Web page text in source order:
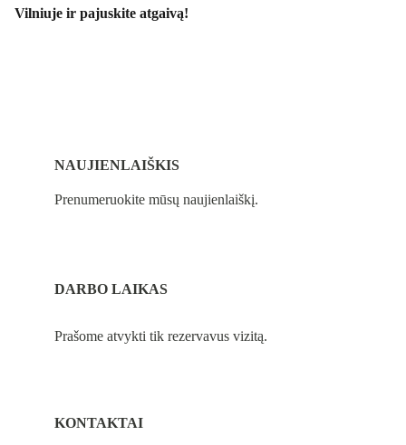
Vilniuje ir pajuskite atgaivą!
NAUJIENLAIŠKIS
Prenumeruokite mūsų naujienlaiškį.
DARBO LAIKAS
KONTAKTAI
Prašome atvykti tik rezervavus vizitą.